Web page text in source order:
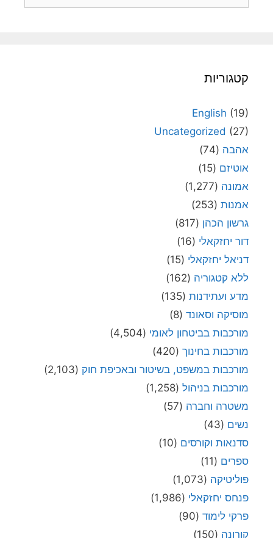
קטגוריות
English (19)
Uncategorized (27)
אהבה (74)
אוטיזם (15)
אמונה (1,277)
אמנות (253)
גרשון הכהן (817)
דור יחזקאלי (16)
דניאל יחזקאלי (15)
ללא קטגוריה (162)
מדע ועתידנות (135)
מוסיקה וסאונד (8)
מורכבות בביטחון לאומי (4,504)
מורכבות בחינוך (420)
מורכבות במשפט, בשיטור ובאכיפת חוק (2,103)
מורכבות בניהול (1,258)
משטרה וחברה (57)
נשים (43)
סדנאות וקורסים (10)
ספרים (11)
פוליטיקה (1,073)
פנחס יחזקאלי (1,986)
פרקי לימוד (90)
קורונה (150)